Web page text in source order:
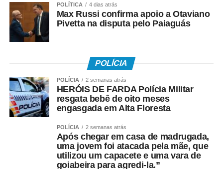
ensinando não apenas a construir pipas, mas também
valores como respeito, disciplina, convivência e
responsabilidade. Muitas dessas crianças encontraram
na atividade uma alternativa de lazer saudável e alguns
complementar a renda familiar.
Formado em Educação Física, estudante de Psicologia e
reconhecido com o título de Comendador pelo trabalho
desenvolvido em comunidades, ele transformou a pipa
em uma ferramenta pedagógica. Em suas oficinas, utiliza
a atividade para ensinar conteúdos de História,
Geografia, Matemática, Física, Arte e Educação Física,
além de promover reflexões sobre bullying, preconceito,
POLÍTICA 4 dias atrás
Max Russi confirma apoio a Otaviano
Pivetta na disputa pelo Paiaguás
POLÍCIA
POLÍCIA 2 semanas atrás
HERÓIS DE FARDA Polícia Militar
resgata bebê de oito meses
engasgada em Alta Floresta
POLÍCIA 2 semanas atrás
Após chegar em casa de madrugada,
uma jovem foi atacada pela mãe, que
utilizou um capacete e uma vara de
goiabeira para agredi-la.”